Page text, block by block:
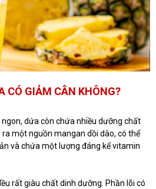
CÓ GIẢM CÂN KHÔNG?
dứa còn chứa nhiều dưỡng chất
một nguồn mangan dồi dào, có thể
và chứa một lượng đáng kể vitamin
rất giàu chất dinh dưỡng. Phần lõi có